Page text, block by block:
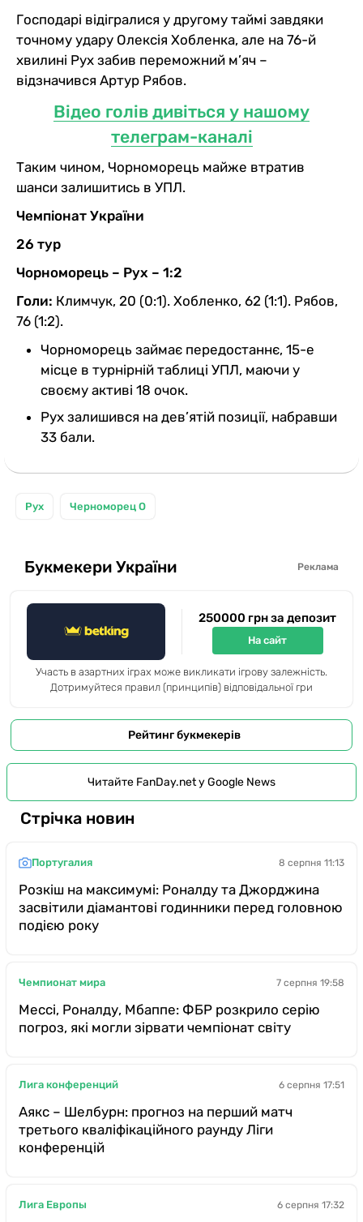
Господарі відігралися у другому таймі завдяки
точному удару Олексія Хобленка, але на 76-й
хвилині Рух забив переможний м’яч –
відзначився Артур Рябов.
Відео голів дивіться у нашому
телеграм-каналі
Таким чином, Чорноморець майже втратив
шанси залишитись в УПЛ.
Чемпіонат України
26 тур
Чорноморець – Рух – 1:2
Голи: Климчук, 20 (0:1). Хобленко, 62 (1:1). Рябов,
76 (1:2).
Чорноморець займає передостаннє, 15-е
місце в турнірній таблиці УПЛ, маючи у
своєму активі 18 очок.
Рух залишився на дев’ятій позиції, набравши
33 бали.
Рух Черноморец О
Букмекери України Реклама
250000 грн за депозит
На сайт
Участь в азартних іграх може викликати ігрову залежність.
Дотримуйтеся правил (принципів) відповідальної гри
Рейтинг букмекерів
Читайте FanDay.net у Google News
Стрічка новин
Португалия 8 серпня 11:13
Розкіш на максимумі: Роналду та Джорджина
засвітили діамантові годинники перед головною
подією року
Чемпионат мира 7 серпня 19:58
Мессі, Роналду, Мбаппе: ФБР розкрило серію
погроз, які могли зірвати чемпіонат світу
Лига конференций 6 серпня 17:51
Аякс – Шелбурн: прогноз на перший матч
третього кваліфікаційного раунду Ліги
конференцій
Лига Европы 6 серпня 17:32